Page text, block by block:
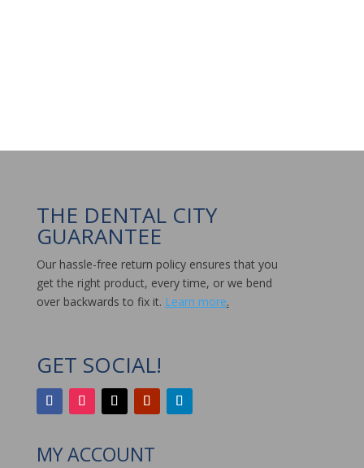
THE DENTAL CITY
GUARANTEE
Our hassle-free return policy ensures that you
get the right product, every time, or we bend
over backwards to fix it. Learn more.
GET SOCIAL!
MY ACCOUNT